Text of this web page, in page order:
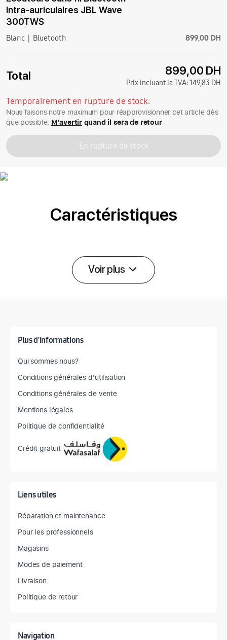
Intra-auriculaires JBL Wave
300TWS
Blanc Bluetooth 899,00 DH
Total 899,00 DH
Prix incluant la TVA:149,83 DH
Temporairement en rupture de stock.
Nous faisons notre maximum pour réapprovisionner cet article dès
que possible. M'avertirquand il sera de retour
En rupture de stock
Caractéristiques
Voir plus
Plus d'informations
Qui sommes nous?
Conditions générales d'utilisation
Conditions générales de vente
Mentions légales
Politique de confidentialité
Crédit gratuit
Liens utiles
Réparation et maintenance
Pour les professionnels
Magasins
Modes de paiement
Livraison
Politique de retour
Navigation